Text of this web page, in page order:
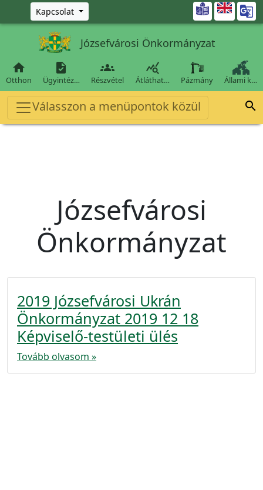
Ugrás a fő tartalomra
Kapcsolat 
Józsefvárosi Önkormányzat

Otthon

Ügyintéz…

Részvétel

Átláthat… Pázmány Állami k…
Válasszon a menüpontok közül 
Józsefvárosi
Önkormányzat
2019 Józsefvárosi Ukrán
Önkormányzat 2019 12 18
Képviselő-testületi ülés
Tovább olvasom »